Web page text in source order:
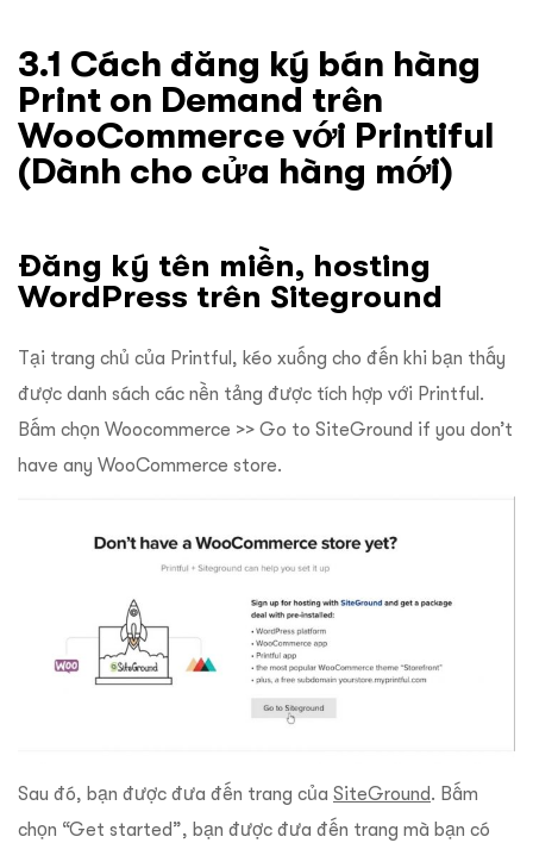
3.1 Cách đăng ký bán hàng
Print on Demand trên
WooCommerce với Printiful
(Dành cho cửa hàng mới)
Đăng ký tên miền, hosting
WordPress trên Siteground
Tại trang chủ của Printful, kéo xuống cho đến khi bạn thấy
được danh sách các nền tảng được tích hợp với Printful.
Bấm chọn Woocommerce >> Go to SiteGround if you don’t
have any WooCommerce store.
Sau đó, bạn được đưa đến trang của SiteGround. Bấm
chọn “Get started”, bạn được đưa đến trang mà bạn có